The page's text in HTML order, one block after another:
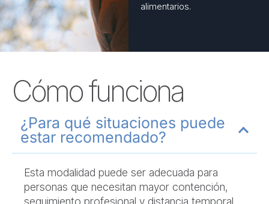
alimentarios.
Cómo funciona
¿Para qué situaciones puede
estar recomendado?
Esta modalidad puede ser adecuada para
personas que necesitan mayor contención,
seguimiento profesional y distancia temporal